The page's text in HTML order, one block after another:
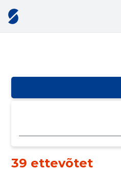
39 ettevõtet